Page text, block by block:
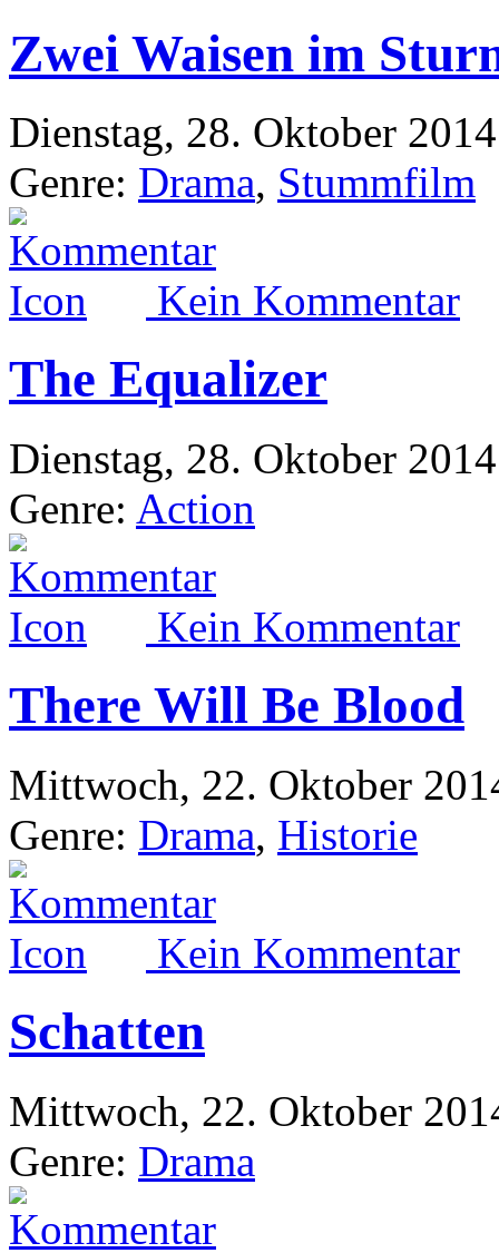
Zwei Waisen im
Dienstag, 28. Oktober
Genre: Drama, Stummfilm
Kein Kommentar
The Equalizer
Dienstag, 28. Oktober
Genre: Action
Kein Kommentar
There Will Be Blood
Mittwoch, 22. Oktober
Genre: Drama, Historie
Kein Kommentar
Schatten
Mittwoch, 22. Oktober
Genre: Drama